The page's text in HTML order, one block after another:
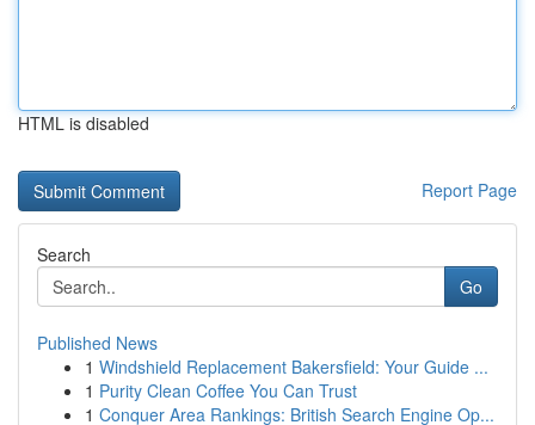
HTML is disabled
Report Page
Search
Go
Published News
1 Windshield Replacement Bakersfield: Your Guide ...
1 Purity Clean Coffee You Can Trust
1 Conquer Area Rankings: British Search Engine Op...